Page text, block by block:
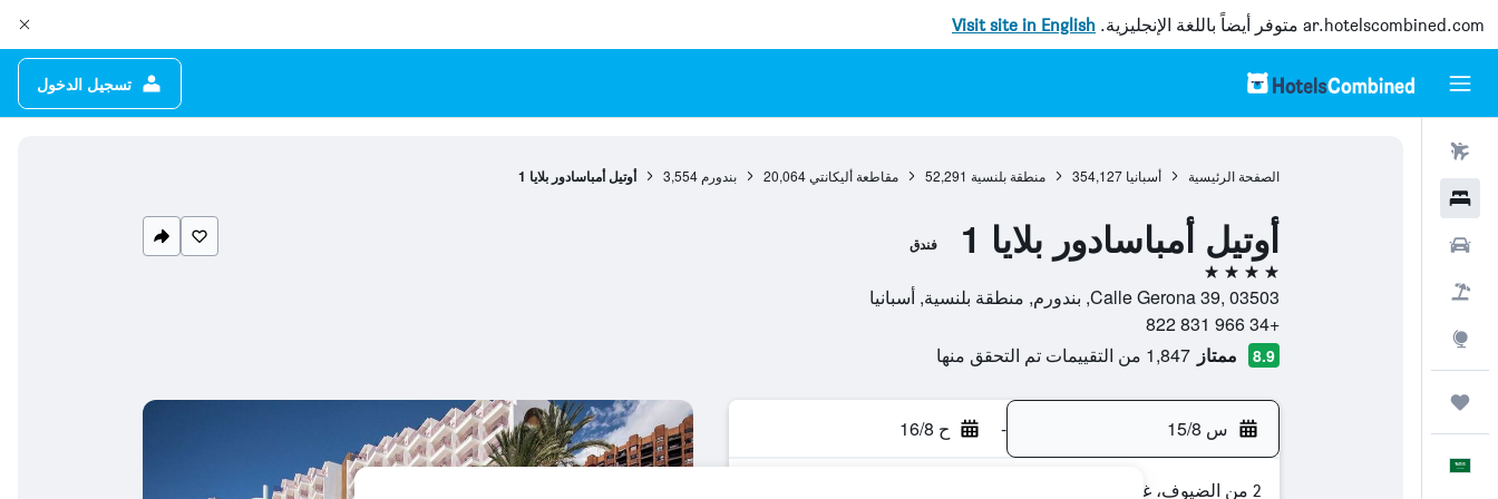
ar.hotelscombined.com متوفر أيضاً باللغة الإنجليزية. Visit site in English
تسجيل الدخول
الصفحة الرئيسية أسبانيا 354,127 منطقة بلنسية 52,291 مقاطعة أليكانتي 20,064 بندورم 3,554 أوتيل أمباسادور بلايا 1
أوتيل أمباسادور بلايا 1 فندق
4 نجوم
Calle Gerona 39, 03503, بندورم, منطقة بلنسية, أسبانيا
+34 966 831 822
8.9 ممتاز 1,847 من التقييمات تم التحقق منها
س 15/8 - ح 16/8
2 من الضيوف، غرفة واحدة